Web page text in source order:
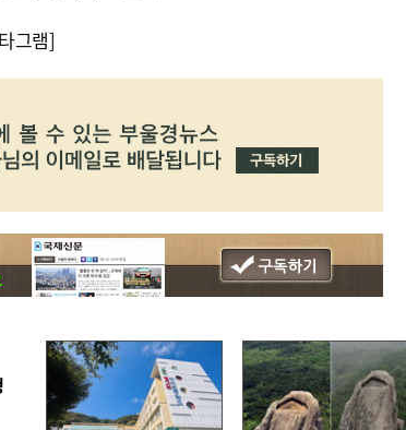
그램]